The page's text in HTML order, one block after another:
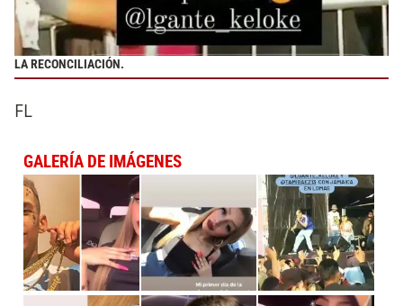
LA RECONCILIACIÓN.
FL
GALERÍA DE IMÁGENES